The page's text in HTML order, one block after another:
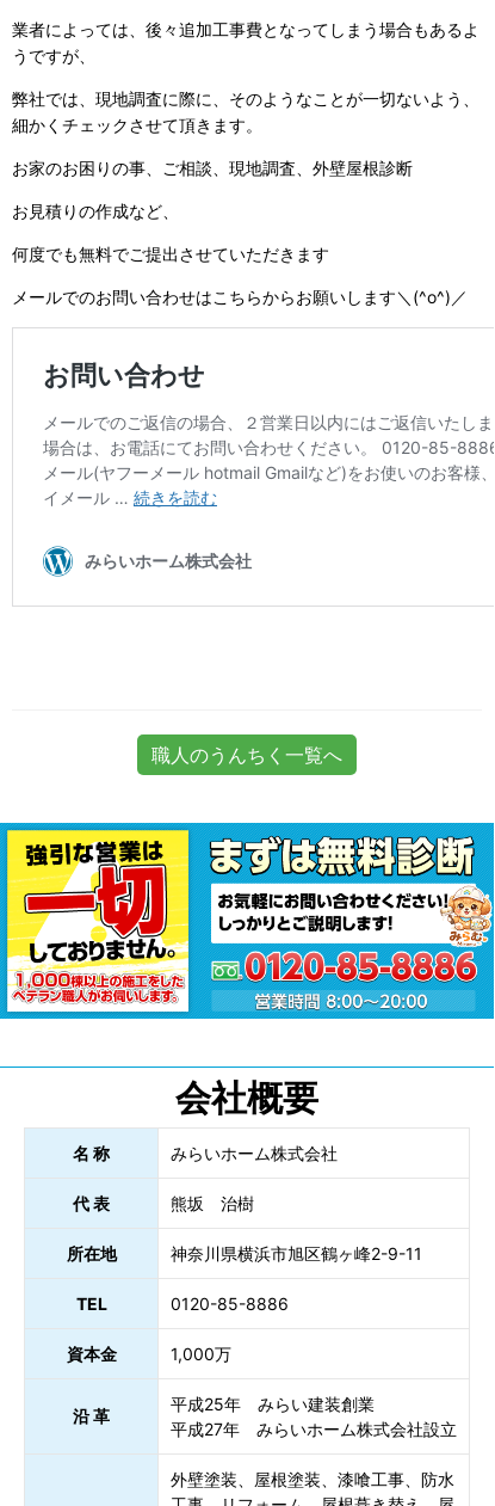
業者によっては、後々追加工事費となってしまう場合もあるよ
うですが、
弊社では、現地調査に際に、そのようなことが一切ないよう、
細かくチェックさせて頂きます。
お家のお困りの事、ご相談、現地調査、外壁屋根診断
お見積りの作成など、
何度でも無料でご提出させていただきます
メールでのお問い合わせはこちらからお願いします＼(^o^)／
職人のうんちく一覧へ
会社概要
名 称 みらいホーム株式会社
代 表 熊坂 治樹
所在地 神奈川県横浜市旭区鶴ヶ峰2-9-11
TEL 0120-85-8886
資本金 1,000万
沿 革
平成25年 みらい建装創業
平成27年 みらいホーム株式会社設立
外壁塗装、屋根塗装、漆喰工事、防水